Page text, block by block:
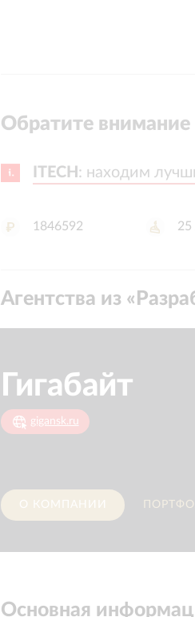
Обратите внимание
ITECH : находим
ITECH : находим
1846592 25
Агентства из «
Гигабайт
gigansk.ru
О КОМПАНИИ
Основная